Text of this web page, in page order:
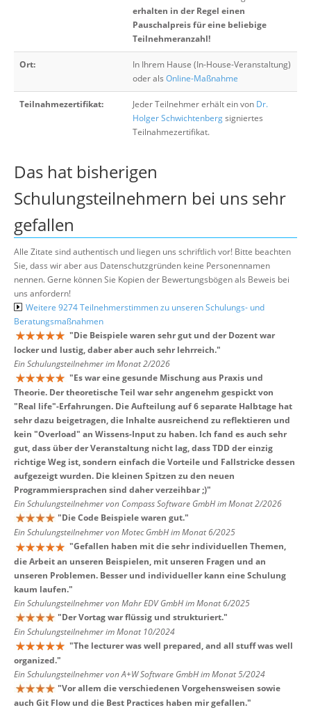
erhalten in der Regel einen
Pauschalpreis für eine beliebige
Teilnehmeranzahl!
Ort:
In Ihrem Hause (In-House-Veranstaltung)
oder als Online-Maßnahme
Teilnahmezertifikat: Jeder Teilnehmer erhält ein von Dr.
Holger Schwichtenbergsigniertes
Teilnahmezertifikat.
Das hat bisherigen
Schulungsteilnehmern bei uns sehr
gefallen
Alle Zitate sind authentisch und liegen uns schriftlich vor! Bitte beachten
Sie, dass wir aber aus Datenschutzgründen keine Personennamen
nennen. Gerne können Sie Kopien der Bewertungsbögen als Beweis bei
uns anfordern!
Weitere 9274 Teilnehmerstimmen zu unseren Schulungs- und
Beratungsmaßnahmen
"Die Beispiele waren sehr gut und der Dozent war
locker und lustig, daber aber auch sehr lehrreich."
Ein Schulungsteilnehmer im Monat 2/2026
"Es war eine gesunde Mischung aus Praxis und
Theorie. Der theoretische Teil war sehr angenehm gespickt von
"Real life"-Erfahrungen. Die Aufteilung auf 6 separate Halbtage hat
sehr dazu beigetragen, die Inhalte ausreichend zu reflektieren und
kein "Overload" an Wissens-Input zu haben. Ich fand es auch sehr
gut, dass über der Veranstaltung nicht lag, dass TDD der einzig
richtige Weg ist, sondern einfach die Vorteile und Fallstricke dessen
aufgezeigt wurden. Die kleinen Spitzen zu den neuen
Programmiersprachen sind daher verzeihbar ;)"
Ein Schulungsteilnehmer von Compass Software GmbH im Monat 2/2026
"Die Code Beispiele waren gut."
Ein Schulungsteilnehmer von Motec GmbH im Monat 6/2025
"Gefallen haben mit die sehr individuellen Themen,
die Arbeit an unseren Beispielen, mit unseren Fragen und an
unseren Problemen. Besser und individueller kann eine Schulung
kaum laufen."
Ein Schulungsteilnehmer von Mahr EDV GmbH im Monat 6/2025
"Der Vortag war flüssig und strukturiert."
Ein Schulungsteilnehmer im Monat 10/2024
"The lecturer was well prepared, and all stuff was well
organized."
Ein Schulungsteilnehmer von A+W Software GmbH im Monat 5/2024
"Vor allem die verschiedenen Vorgehensweisen sowie
auch Git Flow und die Best Practices haben mir gefallen."